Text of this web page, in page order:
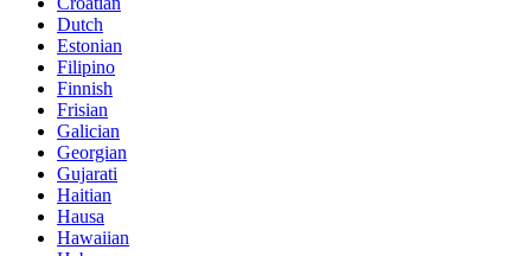
Dutch
Estonian
Filipino
Finnish
Frisian
Galician
Georgian
Gujarati
Haitian
Hausa
Hawaiian